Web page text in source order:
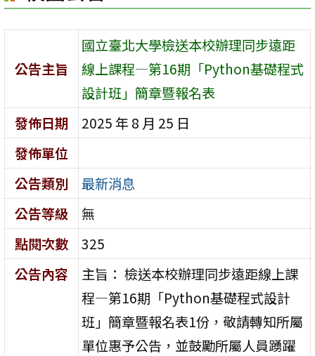
公告主旨
國立臺北大學檢送本校辦理同步遠距
線上課程—第16期「Python基礎程式
設計班」簡章暨報名表
發佈日期
2025 年 8 月 25 日
發佈單位
公告類別
最新消息
公告等級
無
點閱次數
325
公告內容
主旨： 檢送本校辦理同步遠距線上課
程—第16期「Python基礎程式設計
班」簡章暨報名表1份，敬請轉知所屬
單位惠予公告，並鼓勵所屬人員踴躍